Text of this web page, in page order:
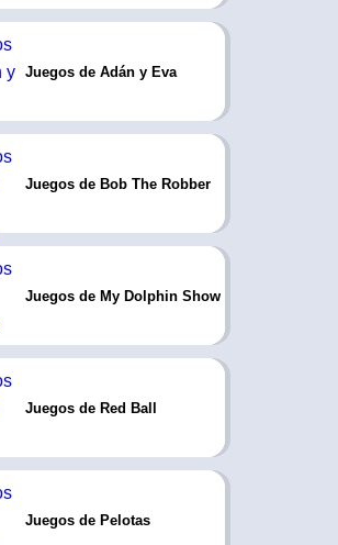
Juegos de Adán y Eva
Juegos de Bob The Robber
Juegos de My Dolphin Show
Juegos de Red Ball
Juegos de Pelotas